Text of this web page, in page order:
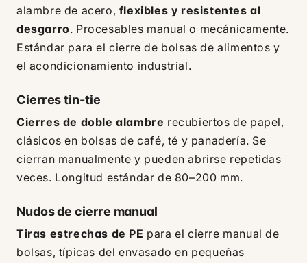
alambre de acero, flexibles y resistentes al
desgarro. Procesables manual o mecánicamente.
Estándar para el cierre de bolsas de alimentos y
el acondicionamiento industrial.
Cierres tin-tie
Cierres de doble alambre recubiertos de papel,
clásicos en bolsas de café, té y panadería. Se
cierran manualmente y pueden abrirse repetidas
veces. Longitud estándar de 80–200 mm.
Nudos de cierre manual
Tiras estrechas de PE para el cierre manual de
bolsas, típicas del envasado en pequeñas